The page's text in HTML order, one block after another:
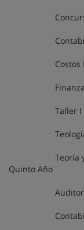
Costos
Taller I
Teoría
Quinto Año